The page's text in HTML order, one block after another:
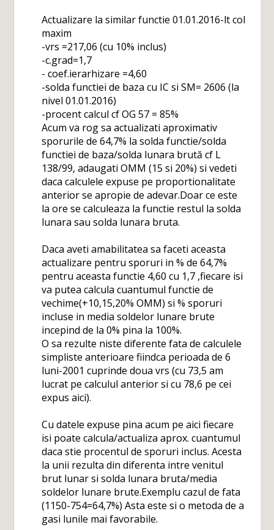
Actualizare la similar functie 01.01.2016-lt col
maxim
-vrs =217,06 (cu 10% inclus)
-c.grad=1,7
- coef.ierarhizare =4,60
-solda functiei de baza cu IC si SM= 2606 (la
nivel 01.01.2016)
-procent calcul cf OG 57 = 85%
Acum va rog sa actualizati aproximativ
sporurile de 64,7% la solda functie/solda
functiei de baza/solda lunara brută cf L
138/99, adaugati OMM (15 si 20%) si vedeti
daca calculele expuse pe proportionalitate
anterior se apropie de adevar.Doar ce este
la ore se calculeaza la functie restul la solda
lunara sau solda lunara bruta.
Daca aveti amabilitatea sa faceti aceasta
actualizare pentru sporuri in % de 64,7%
pentru aceasta functie 4,60 cu 1,7 ,fiecare isi
va putea calcula cuantumul functie de
vechime(+10,15,20% OMM) si % sporuri
incluse in media soldelor lunare brute
incepind de la 0% pina la 100%.
O sa rezulte niste diferente fata de calculele
simpliste anterioare fiindca perioada de 6
luni-2001 cuprinde doua vrs (cu 73,5 am
lucrat pe calculul anterior si cu 78,6 pe cei
expus aici).
Cu datele expuse pina acum pe aici fiecare
isi poate calcula/actualiza aprox. cuantumul
daca stie procentul de sporuri inclus. Acesta
la unii rezulta din diferenta intre venitul
brut lunar si solda lunara bruta/media
soldelor lunare brute.Exemplu cazul de fata
(1150-754=64,7%) Asta este si o metoda de a
gasi lunile mai favorabile.